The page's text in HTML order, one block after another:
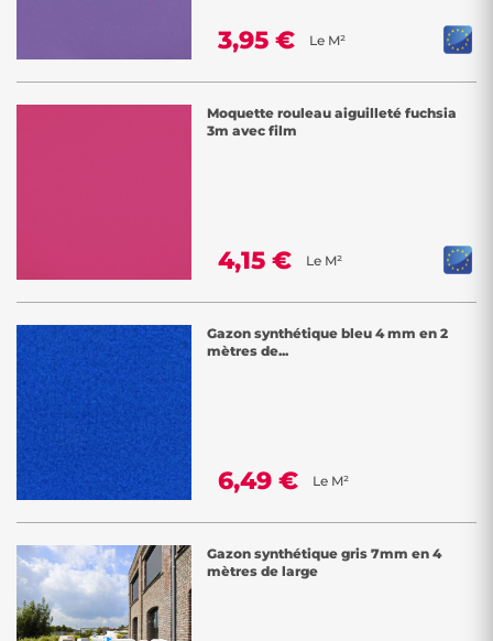
3,95 € Le M²
Moquette rouleau aiguilleté fuchsia
3m avec film
4,15 € Le M²
Gazon synthétique bleu 4 mm en 2
mètres de...
6,49 € Le M²
Gazon synthétique gris 7mm en 4
mètres de large